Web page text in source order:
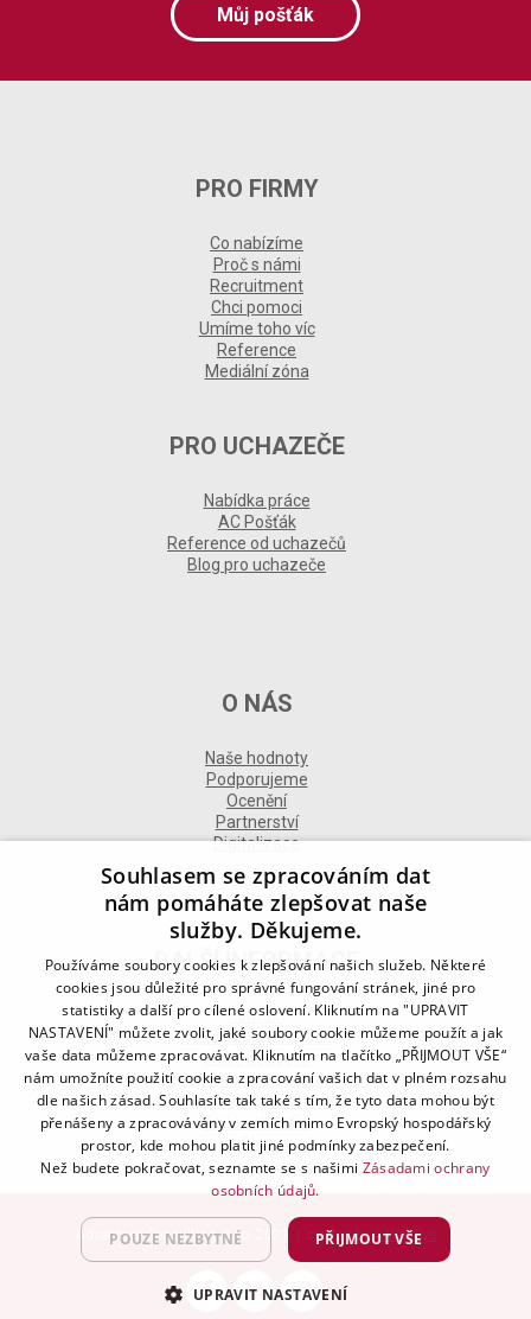
Můj pošťák
PRO FIRMY
Co nabízíme
Proč s námi
Recruitment
Chci pomoci
Umíme toho víc
Reference
Mediální zóna
PRO UCHAZEČE
Nabídka práce
AC Pošťák
Reference od uchazečů
Blog pro uchazeče
O NÁS
Naše hodnoty
Podporujeme
Ocenění
Partnerství
Digitalizace
DALŠÍ INFORMACE
Kontakt
Naše odborné divize
Naše pobočky
Zásady zpracování osobních údajů
Všeobecné podmínky
Kodex chování
Blog
Advantage Consulting, s.r.o. 2021 | created byA-WebSys
Souhlasem se zpracováním dat
nám pomáháte zlepšovat naše
služby. Děkujeme.
Používáme soubory cookies k zlepšování našich služeb. Některé
cookies jsou důležité pro správné fungování stránek, jiné pro
statistiky a další pro cílené oslovení. Kliknutím na "UPRAVIT
NASTAVENÍ" můžete zvolit, jaké soubory cookie můžeme použít a jak
vaše data můžeme zpracovávat. Kliknutím na tlačítko „PŘIJMOUT VŠE“
nám umožníte použití cookie a zpracování vašich dat v plném rozsahu
dle našich zásad. Souhlasíte tak také s tím, že tyto data mohou být
přenášeny a zpracovávány v zemích mimo Evropský hospodářský
prostor, kde mohou platit jiné podmínky zabezpečení.
Než budete pokračovat, seznamte se s našimi Zásadami ochrany
osobních údajů.
PŘIJMOUT VŠE
POUZE NEZBYTNÉ
UPRAVIT NASTAVENÍ